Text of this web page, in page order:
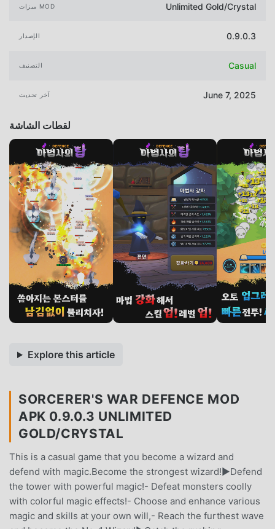
ميزات MOD Unlimited Gold/Crystal
الإصدار 0.9.0.3
التصنيف Casual
آخر تحديث June 7, 2025
لقطات الشاشة
Explore this article
SORCERER'S WAR DEFENCE MOD
APK 0.9.0.3 UNLIMITED
GOLD/CRYSTAL
This is a casual game that you become a wizard and
defend with magic.Become the strongest wizard!▶Defend
the tower with powerful magic!- Defeat monsters coolly
with colorful magic effects!- Choose and enhance various
magic and skills at your own will,- Reach the furthest wave